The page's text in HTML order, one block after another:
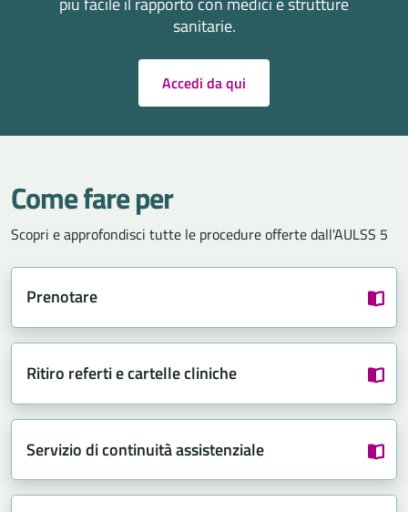
sanitarie.
Accedi da qui
Come fare per
Scopri e approfondisci tutte le procedure offerte dall'AULSS 5
Prenotare
Ritiro referti e cartelle cliniche
Servizio di continuità assistenziale